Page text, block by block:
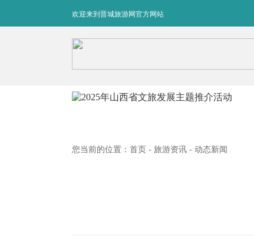
欢迎来到晋城旅游网官方网站
您当前的位置： 首页 - 旅游资讯 - 动态新闻